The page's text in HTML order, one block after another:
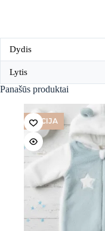
Dydis
Lytis
Panašūs produktai
AKCIJA